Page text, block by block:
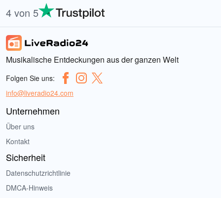
4 von 5
Musikalische Entdeckungen aus der ganzen Welt
Folgen Sie uns:
info@liveradio24.com
Unternehmen
Über uns
Kontakt
Sicherheit
Datenschutzrichtlinie
DMCA-Hinweis